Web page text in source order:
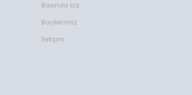
Basında biz
Bayilerimiz
İletişim